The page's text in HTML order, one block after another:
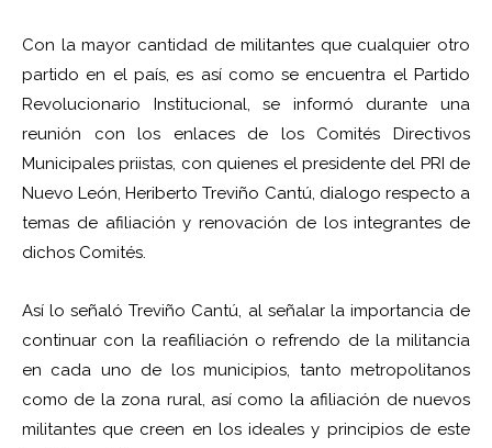
Con la mayor cantidad de militantes que cualquier otro
partido en el país, es así como se encuentra el Partido
Revolucionario Institucional, se informó durante una
reunión con los enlaces de los Comités Directivos
Municipales priistas, con quienes el presidente del PRI de
Nuevo León, Heriberto Treviño Cantú, dialogo respecto a
temas de afiliación y renovación de los integrantes de
dichos Comités.
Así lo señaló Treviño Cantú, al señalar la importancia de
continuar con la reafiliación o refrendo de la militancia
en cada uno de los municipios, tanto metropolitanos
como de la zona rural, así como la afiliación de nuevos
militantes que creen en los ideales y principios de este